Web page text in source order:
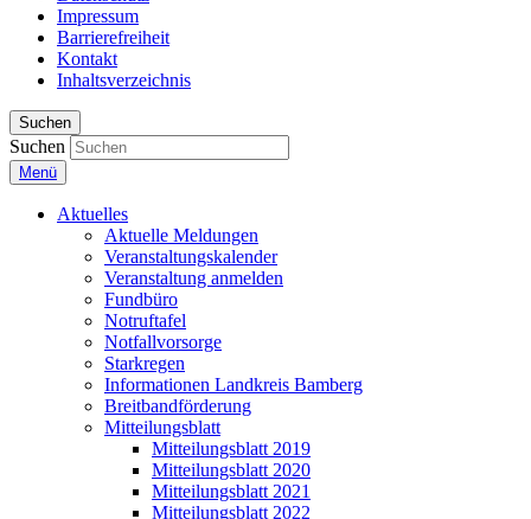
Impressum
Barrierefreiheit
Kontakt
Inhaltsverzeichnis
Suchen
Suchen
Menü
Aktuelles
Aktuelle Meldungen
Veranstaltungskalender
Veranstaltung anmelden
Fundbüro
Notruftafel
Notfallvorsorge
Starkregen
Informationen Landkreis Bamberg
Breitbandförderung
Mitteilungsblatt
Mitteilungsblatt 2019
Mitteilungsblatt 2020
Mitteilungsblatt 2021
Mitteilungsblatt 2022